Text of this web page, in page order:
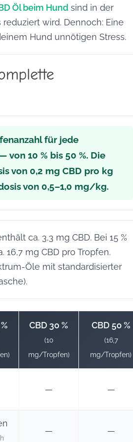
Öl beim Hund sind in der
wird. Dennoch: Eine
Hund unnötigen Stress.
für jede
von 10 % bis 50 %. Die
von 0,2 mg CBD pro kg
von 0,5–1,0 mg/kg.
ca. 3,3 mg CBD. Bei 15 %
16,7 mg CBD pro Tropfen.
Öle mit standardisierter
CBD 30 %
(10
mg/Tropfen)
CBD 50 %
(16,7
mg/Tropfen)
— —
— —